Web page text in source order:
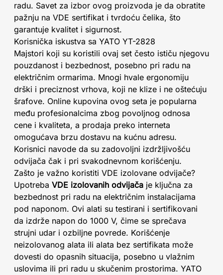
radu. Savet za izbor ovog proizvoda je da obratite
pažnju na VDE sertifikat i tvrdoću čelika, što
garantuje kvalitet i sigurnost.
Korisnička iskustva sa YATO YT-2828
Majstori koji su koristili ovaj set često ističu njegovu
pouzdanost i bezbednost, posebno pri radu na
električnim ormarima. Mnogi hvale ergonomiju
drški i preciznost vrhova, koji ne klize i ne oštećuju
šrafove. Online kupovina ovog seta je popularna
među profesionalcima zbog povoljnog odnosa
cene i kvaliteta, a prodaja preko interneta
omogućava brzu dostavu na kućnu adresu.
Korisnici navode da su zadovoljni izdržljivošću
odvijača čak i pri svakodnevnom korišćenju.
Zašto je važno koristiti VDE izolovane odvijače?
Upotreba VDE izolovanih odvijača je ključna za
bezbednost pri radu na električnim instalacijama
pod naponom. Ovi alati su testirani i sertifikovani
da izdrže napon do 1000 V, čime se sprečava
strujni udar i ozbiljne povrede. Korišćenje
neizolovanog alata ili alata bez sertifikata može
dovesti do opasnih situacija, posebno u vlažnim
uslovima ili pri radu u skučenim prostorima. YATO